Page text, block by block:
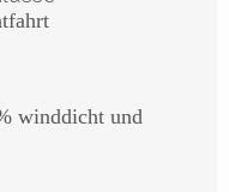
winddicht und